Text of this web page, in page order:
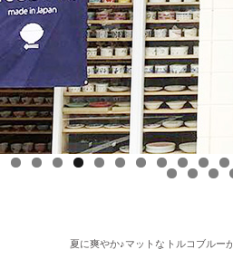
2025/9/17
≪中日新聞に掲載されました≫ 2025
面 近郊版 『わが街ぶらり探訪』コ
店 らいすぼーる 小牧店が紹介され
市、春日井市、豊山町、扶桑町、大
ください～★
2025/8/17
介されました。
0 1
0 1 2
夏に爽やか♪マットなトルコブルー